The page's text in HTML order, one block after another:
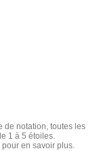
de notation, toutes les
1 à 5 étoiles.
pour en savoir plus.